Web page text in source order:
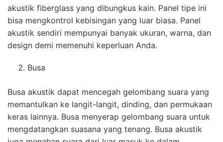
akustik fiberglass yang dibungkus kain. Panel tipe ini
bisa mengkontrol kebisingan yang luar biasa. Panel
akustik sendiri mempunyai banyak ukuran, warna, dan
design demi memenuhi keperluan Anda.
Busa
Busa akustik dapat mencegah gelombang suara yang
memantulkan ke langit-langit, dinding, dan permukaan
keras lainnya. Busa menyerap gelombang suara untuk
mengdatangkan suasana yang tenang. Busa akustik